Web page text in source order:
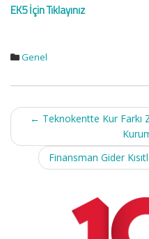
EK5 İçin Tıklayınız
Genel
Post
navigation
← Teknokentte Kur Farkı
Finansman Gider